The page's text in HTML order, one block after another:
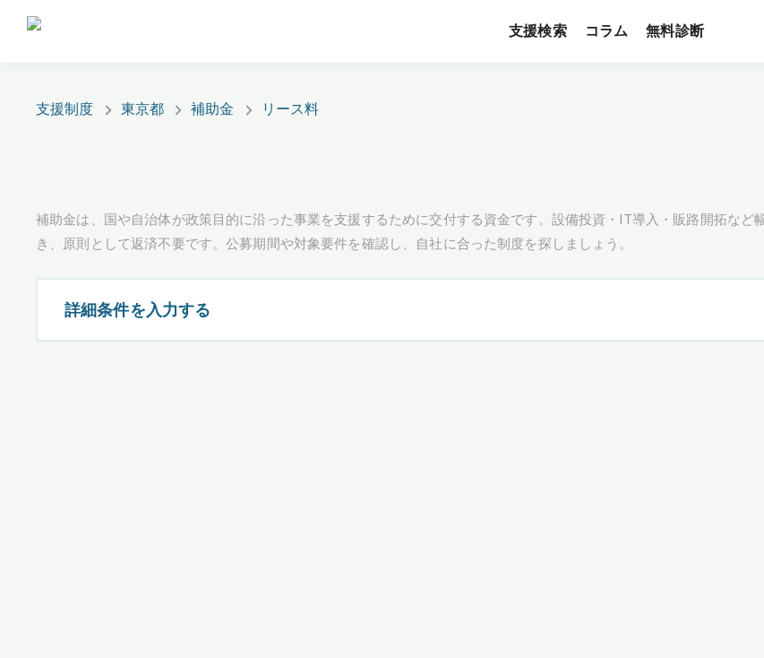
支援検索 コラム 無料診断
支援制度 東京都 補助金 リース料
補助金は、国や自治体が政策目的に沿った事業を支援するために交付する資金です。設備投資・IT導入・販路開拓など
き、原則として返済不要です。公募期間や対象要件を確認し、自社に合った制度を探しましょう。
詳細条件を入力する